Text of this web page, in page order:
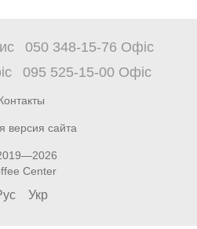
050 348-15-76 Офіс
095 525-15-00 Офіс
версия сайта
Center
Укр